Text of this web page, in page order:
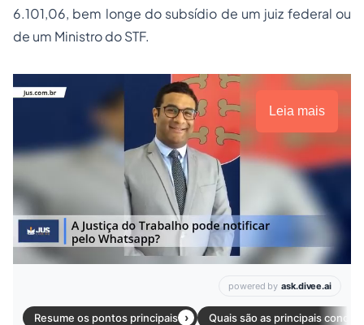
6.101,06, bem longe do subsídio de um juiz federal ou
de um Ministro do STF.
Leia mais